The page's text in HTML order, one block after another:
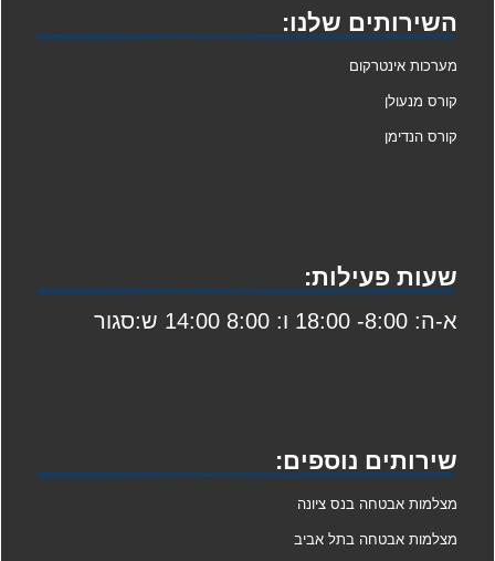
השירותים שלנו:
מערכות אינטרקום
קורס מנעולן
קורס הנדימן
שעות פעילות:
א-ה: 8:00- 18:00 ו: 8:00 14:00 ש:סגור
שירותים נוספים:
מצלמות אבטחה בנס ציונה
מצלמות אבטחה בתל אביב